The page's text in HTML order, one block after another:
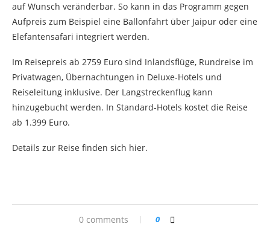
auf Wunsch veränderbar. So kann in das Programm gegen
Aufpreis zum Beispiel eine Ballonfahrt über Jaipur oder eine
Elefantensafari integriert werden.
Im Reisepreis ab 2759 Euro sind Inlandsflüge, Rundreise im
Privatwagen, Übernachtungen in Deluxe-Hotels und
Reiseleitung inklusive. Der Langstreckenflug kann
hinzugebucht werden. In Standard-Hotels kostet die Reise
ab 1.399 Euro.
Details zur Reise finden sich hier.
0 comments 0